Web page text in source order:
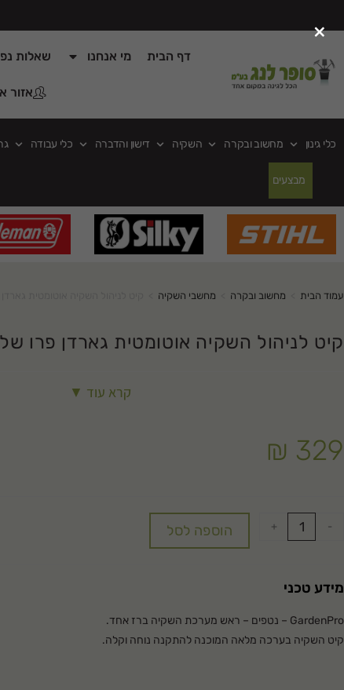
דף הבית מי אנחנו שאלות
אזור
כלי גינון מחשוב ובקרה השקיה דישון והדברה כלי עבודה
מבצעים
עמוד הבית מחשוב ובקרה מחשבי השקיה
קיט לניהול השקיה אוטומטית גארדן פרו
קרא עוד ▼
₪ 329
-
+ הוספה לסל
מידע טכני
GardenPro – נטפים – ראש מערכת השקיה ברז אחד.
קיט השקיה בערכה מלאה המוכנה להתקנה נוחה וקלה.
×